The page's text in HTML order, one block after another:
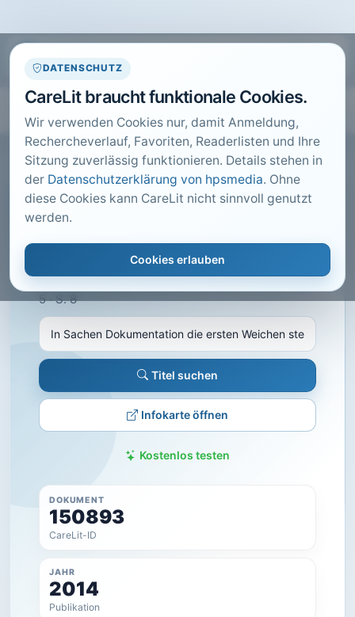
DATENSCHUTZ
CareLit braucht funktionale Cookies.
Wir verwenden Cookies nur, damit Anmeldung,
Rechercheverlauf, Favoriten, Readerlisten und Ihre
Sitzung zuverlässig funktionieren. Details stehen in
der Datenschutzerklärung von hpsmedia. Ohne
diese Cookies kann CareLit nicht sinnvoll genutzt
werden.
Cookies erlauben
CARELIT FACHARTIKEL
In Sachen Dokumentation
die ersten Weichen stellen
5 · S. 8
Titel suchen
Infokarte öffnen
Kostenlos testen
DOKUMENT
150893
CareLit-ID
JAHR
2014
Publikation